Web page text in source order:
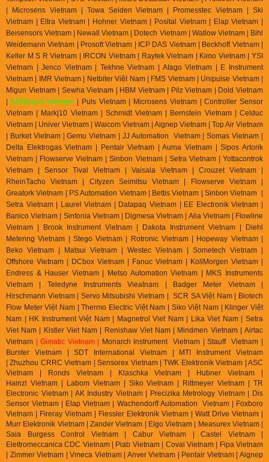
| Microsens Vietnam | Towa Seiden Vietnam | Promesstec Vietnam | Ski
Vietnam | Eltra Vietnam | Hohner Vietnam | Posital Vietnam | Elap Vietnam |
Beisensors Vietnam | Newall Vietnam | Dotech Vietnam | Watlow Vietnam | Bihl
Weidemann Vietnam | Prosoft Vietnam | ICP DAS Vietnam | Beckhoff Vietnam |
Keller M S R Vietnam | IRCON Vietnam | Raytek Vietnam | Kimo Vietnam | YSI
Vietnam | Jenco Vietnam | Tekhne Vietnam | Atago Vietnam | E Instrument
Vietnam | IMR Vietnam | Netbiter Viêt Nam | FMS Vietnam | Unipulse Vietnam |
Migun Vietnam | Sewha Vietnam | HBM Vietnam | Pilz Vietnam | Dold Vietnam
EBMpapst Vietnam | Puls Vietnam | Microsens Vietnam | Controller Sensor
Vietnam | Mark|10 Vietnam | Schmidt Vietnam | Bernstein Vietnam | Celduc
Vietnam | Univer Vietnam | Waicom Vietnam | Aignep Vietnam | Top Air Vietnam
| Burket Vietnam |Gemu Vietnam | JJ Automation Vietnam | Somas Vietnam |
Delta Elektrogas Vietnam | Pentair Vietnam | Auma Vietnam | Sipos Artorik
Vietnam | Flowserve Vietnam | Sinbon Vietnam | Setra Vietnam | Yottacontrok
Vietnam | Sensor Tival Vietnam | Vaisala Vietnam | Crouzet Vietnam |
RheinTacho Vietnam | Cityzen Seimitsu Vietnam | Flowserve Vietnam |
Greatork Vietnam | PS Automation Vietnam | Bettis Vietnam | Sinbon Vietnam |
Setra Vietnam | Laurel Vietnam | Datapaq Vietnam | EE Electronik Vietnam |
Banico Vietnam | Sinfonia Vietnam | Digmesa Vietnam | Alia Vietnam | Flowline
Vietnam | Brook Instrument Vietnam | Dakota Instrument Vietnam | Diehl
Metering Vietnam | Stego Vietnam | Rotronic Vietnam | Hopeway Vietnam |
Beko Vietnam | Matsui Vietnam | Westec Vietnam | Sometech Vietnam |
Offshore Vietnam | DCbox Vietnam | Fanuc Vietnam | KollMorgen Vietnam |
Endress & Hauser Vietnam | Metso Automation Vietnam | MKS Instruments
Vietnam | Teledyne Instruments Vieatnam | Badger Meter Vietnam |
Hirschmann Vietnam | Servo Mitsubishi Vietnam | SCR SA Việt Nam | Biotech
Flow Meter Việt Nam | Thermo Electric Việt Nam | Siko Việt Nam | Klinger Việt
Nam | HK Instrument Việt Nam | Magnetrol Viet Nam | Lika Viet Nam | Setra
Viet Nam | Kistler Viet Nam | Renishaw Viet Nam | Mindmen Vietnam | Airtac
Vietnam | Gimatic Vietnam |
Monarch Instrument Vietnam | Stauff Vietnam |
Burster Vietnam | SDT International Vietnam | MTI Instrument Vietnam
| Zhuzhou CRRC Vietnam | Sensorex Vietnam | TWK Elektronik Vietnam | ASC
Vietnam | Ronds Vietnam | Klaschka Vietnam | Hubner Vietnam |
Hainzl Vietnam | Labom Vietnam | Siko Vietnam | Rittmeyer Vietnam | TR
Electronic Vietnam | AK Industry Vietnam | Precizika Metrology Vietnam | Dis
Sensor Vietnam | Elap Vietnam | Wachendorff Automation Vietnam | Foxboro
Vietnam | Fireray Vietnam |
Fiessler Elektronik Vietnam | Watt Drive Vietnam |
Murr Elektronik Vietnam | Zander Vietnam | Elgo Vietnam | Measurex Vietnam |
Saia Burgess Control Vietnam | Cabur Vietnam | Castel Vietnam |
Elettromeccanica CDC Vietnam | Piab Vietnam | Coval Vietnam | Fipa Vietnam
| Zimmer Vietnam | Vmeca Vietnam | Anver Vietnam | Pentair Vietnam | Aignep